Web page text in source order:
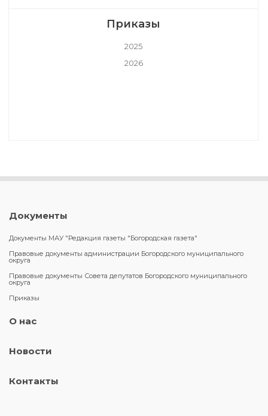
Приказы
2025
2026
Документы
Документы МАУ "Редакция газеты "Богородская газета"
Правовые документы администрации Богородского муниципального
округа
Правовые документы Совета депутатов Богородского муниципального
округа
Приказы
О нас
Новости
Контакты